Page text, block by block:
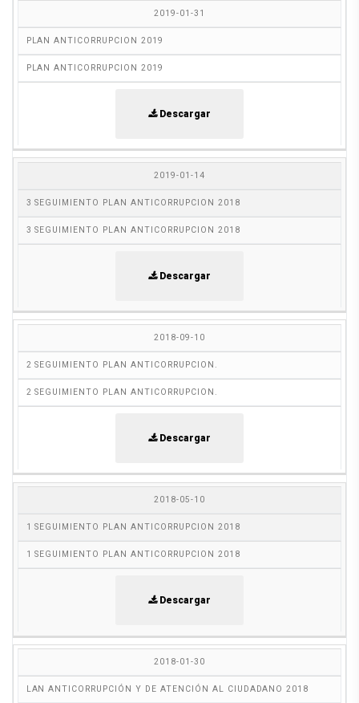
2019-01-31
PLAN ANTICORRUPCION 2019
PLAN ANTICORRUPCION 2019
Descargar
2019-01-14
3 SEGUIMIENTO PLAN ANTICORRUPCION 2018
3 SEGUIMIENTO PLAN ANTICORRUPCION 2018
Descargar
2018-09-10
2 SEGUIMIENTO PLAN ANTICORRUPCION.
2 SEGUIMIENTO PLAN ANTICORRUPCION.
Descargar
2018-05-10
1 SEGUIMIENTO PLAN ANTICORRUPCION 2018
1 SEGUIMIENTO PLAN ANTICORRUPCION 2018
Descargar
2018-01-30
LAN ANTICORRUPCIÓN Y DE ATENCIÓN AL CIUDADANO 2018